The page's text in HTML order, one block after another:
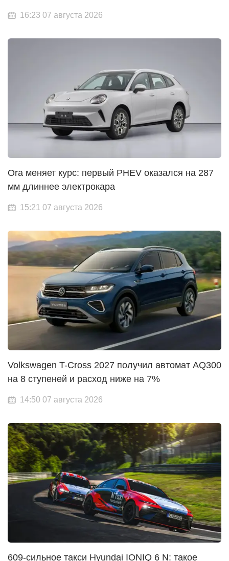
16:23 07 августа 2026
Ora меняет курс: первый PHEV оказался на 287
мм длиннее электрокара
15:21 07 августа 2026
Volkswagen T-Cross 2027 получил автомат AQ300
на 8 ступеней и расход ниже на 7%
14:50 07 августа 2026
609-сильное такси Hyundai IONIQ 6 N: такое